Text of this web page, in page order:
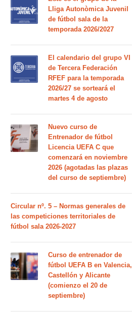
Lliga Autonòmica Juvenil
de fútbol sala de la
temporada 2026/2027
El calendario del grupo VI
de Tercera Federación
RFEF para la temporada
2026/27 se sorteará el
martes 4 de agosto
Nuevo curso de
Entrenador de fútbol
Licencia UEFA C que
comenzará en noviembre
2026 (agotadas las plazas
del curso de septiembre)
Circular nº. 5 – Normas generales de
las competiciones territoriales de
fútbol sala 2026-2027
Curso de entrenador de
fútbol UEFA B en Valencia,
Castellón y Alicante
(comienzo el 20 de
septiembre)